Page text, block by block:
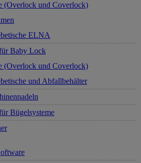
(Overlock und Coverlock)
ELNA
Baby Lock
(Overlock und Coverlock)
und Abfallbehälter
Bügelsysteme